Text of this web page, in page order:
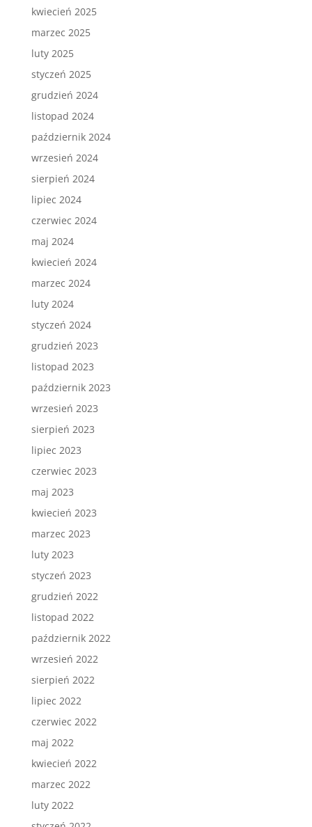
kwiecień 2025
marzec 2025
luty 2025
styczeń 2025
grudzień 2024
listopad 2024
październik 2024
wrzesień 2024
sierpień 2024
lipiec 2024
czerwiec 2024
maj 2024
kwiecień 2024
marzec 2024
luty 2024
styczeń 2024
grudzień 2023
listopad 2023
październik 2023
wrzesień 2023
sierpień 2023
lipiec 2023
czerwiec 2023
maj 2023
kwiecień 2023
marzec 2023
luty 2023
styczeń 2023
grudzień 2022
listopad 2022
październik 2022
wrzesień 2022
sierpień 2022
lipiec 2022
czerwiec 2022
maj 2022
kwiecień 2022
marzec 2022
luty 2022